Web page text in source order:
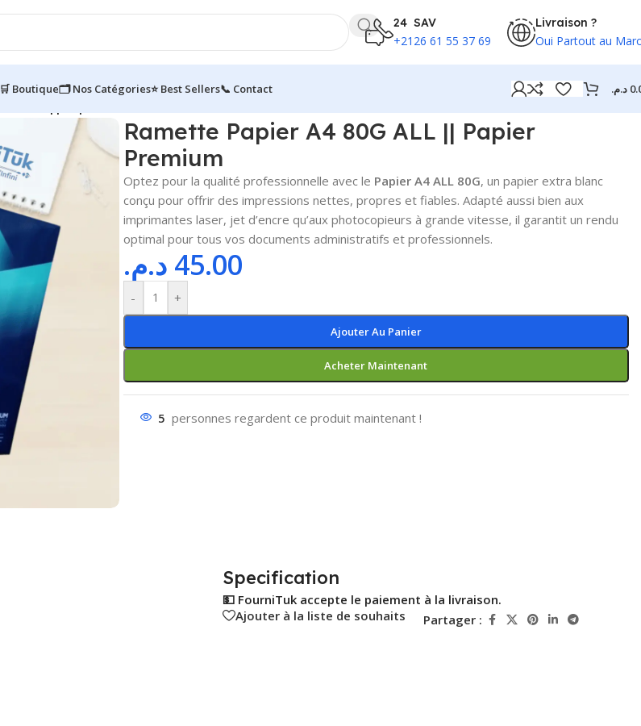
24 SAV
+2126 61 55 37 69
Livraison ?
Oui Partout au
🛒 Boutique🗂️ Nos Catégories⭐ Best Sellers📞 Contact د.م.
Ramette Papier A4 80G ALL || Papier
Premium
Optez pour la qualité professionnelle avec le Papier A4 ALL 80G, un papier extra blanc
conçu pour offrir des impressions nettes, propres et fiables. Adapté aussi bien aux
imprimantes laser, jet d’encre qu’aux photocopieurs à grande vitesse, il garantit un rendu
optimal pour tous vos documents administratifs et professionnels.
45.00 د.م.
- +
Ajouter Au Panier
Acheter Maintenant
5 personnes regardent ce produit maintenant !
Specification
💵 FourniTuk accepte le paiement à la livraison.
Ajouter à la liste de souhaits
Partager :